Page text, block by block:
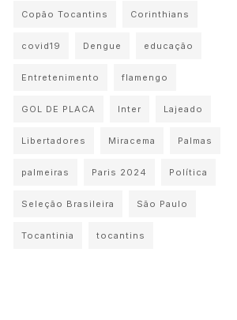
Copão Tocantins Corinthians
covid19 Dengue educação
Entretenimento flamengo
GOL DE PLACA Inter Lajeado
Libertadores Miracema Palmas
palmeiras Paris 2024 Política
Seleção Brasileira São Paulo
Tocantinia tocantins